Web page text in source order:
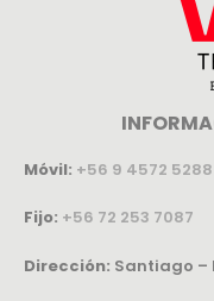
Móvil: +56 9 4572 5288
Fijo: +56 72 253 7087
Dirección: Santiago –